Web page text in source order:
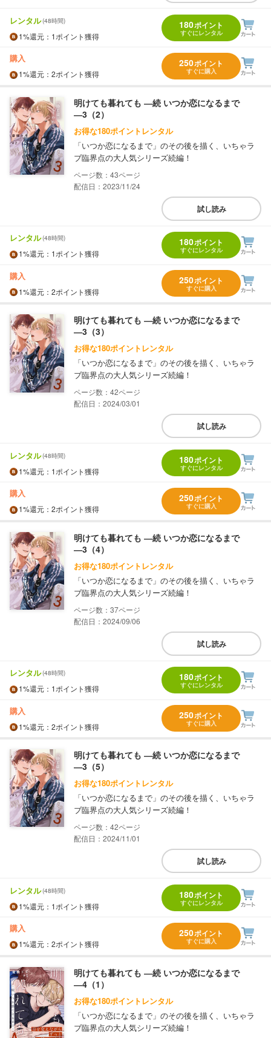
レンタル(48時間)
1%還元 ：1ポイント獲得
180ポイント
すぐにレンタル
購入
1%還元 ：2ポイント獲得
250ポイント
すぐに購入
明けても暮れても ―続 いつか恋になるまで
―3（2）
お得な180ポイントレンタル
「いつか恋になるまで」のその後を描く、いちゃラ
ブ臨界点の大人気シリーズ続編！
43
配信日：2023/11/24
試し読み
レンタル(48時間)
1%還元 ：1ポイント獲得
180ポイント
すぐにレンタル
購入
1%還元 ：2ポイント獲得
250ポイント
すぐに購入
明けても暮れても ―続 いつか恋になるまで
―3（3）
お得な180ポイントレンタル
「いつか恋になるまで」のその後を描く、いちゃラ
ブ臨界点の大人気シリーズ続編！
42
配信日：2024/03/01
試し読み
レンタル(48時間)
1%還元 ：1ポイント獲得
180ポイント
すぐにレンタル
購入
1%還元 ：2ポイント獲得
250ポイント
すぐに購入
明けても暮れても ―続 いつか恋になるまで
―3（4）
お得な180ポイントレンタル
「いつか恋になるまで」のその後を描く、いちゃラ
ブ臨界点の大人気シリーズ続編！
37
配信日：2024/09/06
試し読み
レンタル(48時間)
1%還元 ：1ポイント獲得
180ポイント
すぐにレンタル
購入
1%還元 ：2ポイント獲得
250ポイント
すぐに購入
明けても暮れても ―続 いつか恋になるまで
―3（5）
お得な180ポイントレンタル
「いつか恋になるまで」のその後を描く、いちゃラ
ブ臨界点の大人気シリーズ続編！
42
配信日：2024/11/01
試し読み
レンタル(48時間)
1%還元 ：1ポイント獲得
180ポイント
すぐにレンタル
購入
1%還元 ：2ポイント獲得
250ポイント
すぐに購入
明けても暮れても ―続 いつか恋になるまで
―4（1）
お得な180ポイントレンタル
「いつか恋になるまで」のその後を描く、いちゃラ
ブ臨界点の大人気シリーズ続編！